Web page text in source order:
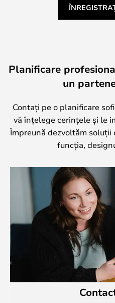
Planificare
un
Contați pe o planificare
vă înțelege cerințele și le
Împreună dezvoltăm soluții
funcția,